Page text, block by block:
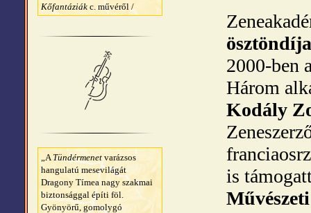
Kőfantáziák c. művéről /
„ATündérmenetvarázsos
hangulatú mesevilágát
Dragony Tímea nagy szakmai
biztonsággal építi föl.
Gyönyörű, gomolygó
2000-ben
Három
Kodály
is